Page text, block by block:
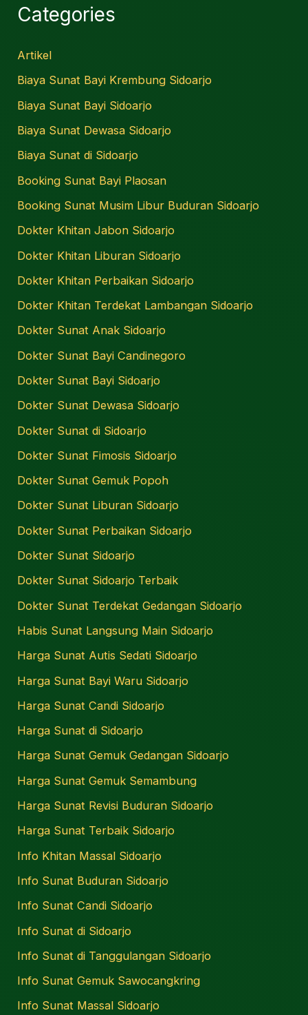
Categories
Artikel
Biaya Sunat Bayi Krembung Sidoarjo
Biaya Sunat Bayi Sidoarjo
Biaya Sunat Dewasa Sidoarjo
Biaya Sunat di Sidoarjo
Booking Sunat Bayi Plaosan
Booking Sunat Musim Libur Buduran Sidoarjo
Dokter Khitan Jabon Sidoarjo
Dokter Khitan Liburan Sidoarjo
Dokter Khitan Perbaikan Sidoarjo
Dokter Khitan Terdekat Lambangan Sidoarjo
Dokter Sunat Anak Sidoarjo
Dokter Sunat Bayi Candinegoro
Dokter Sunat Bayi Sidoarjo
Dokter Sunat Dewasa Sidoarjo
Dokter Sunat di Sidoarjo
Dokter Sunat Fimosis Sidoarjo
Dokter Sunat Gemuk Popoh
Dokter Sunat Liburan Sidoarjo
Dokter Sunat Perbaikan Sidoarjo
Dokter Sunat Sidoarjo
Dokter Sunat Sidoarjo Terbaik
Dokter Sunat Terdekat Gedangan Sidoarjo
Habis Sunat Langsung Main Sidoarjo
Harga Sunat Autis Sedati Sidoarjo
Harga Sunat Bayi Waru Sidoarjo
Harga Sunat Candi Sidoarjo
Harga Sunat di Sidoarjo
Harga Sunat Gemuk Gedangan Sidoarjo
Harga Sunat Gemuk Semambung
Harga Sunat Revisi Buduran Sidoarjo
Harga Sunat Terbaik Sidoarjo
Info Khitan Massal Sidoarjo
Info Sunat Buduran Sidoarjo
Info Sunat Candi Sidoarjo
Info Sunat di Sidoarjo
Info Sunat di Tanggulangan Sidoarjo
Info Sunat Gemuk Sawocangkring
Info Sunat Massal Sidoarjo